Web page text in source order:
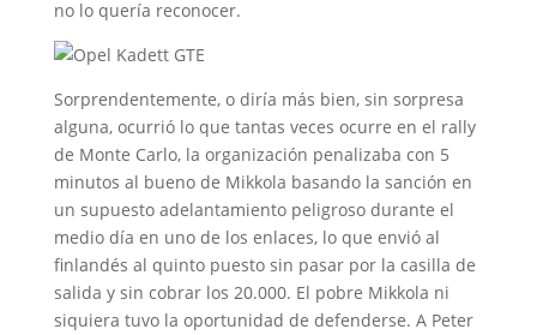
no lo quería reconocer.
Sorprendentemente, o diría más bien, sin sorpresa
alguna, ocurrió lo que tantas veces ocurre en el rally
de Monte Carlo, la organización penalizaba con 5
minutos al bueno de Mikkola basando la sanción en
un supuesto adelantamiento peligroso durante el
medio día en uno de los enlaces, lo que envió al
finlandés al quinto puesto sin pasar por la casilla de
salida y sin cobrar los 20.000. El pobre Mikkola ni
siquiera tuvo la oportunidad de defenderse. A Peter